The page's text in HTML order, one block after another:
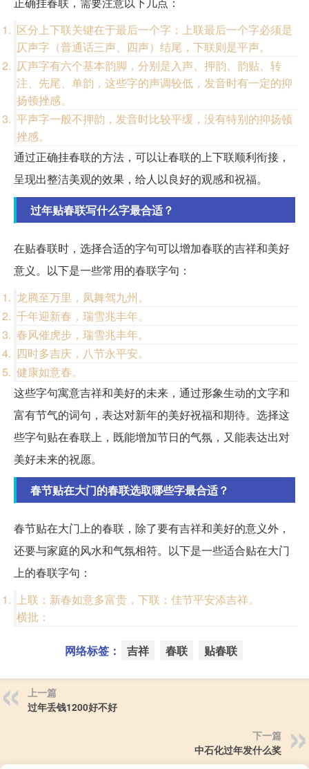
区分上下联关键在于最后一个字：上联最后一个字必须是
仄声字（普通话三声、四声）结尾，下联则是平声。
仄声字有六个基本韵脚，分别是入声、押韵、韵贴、转
注、先尾、单韵，这些字的声调较低，发音时有一定的抑
扬顿挫感。
平声字一般不押韵，发音时比较平缓，没有特别的抑扬顿
挫感。
通过正确挂春联的方法，可以让春联的上下联顺利衔接，
呈现出整洁美观的效果，给人以良好的观感和祝福。
过年贴春联写什么字最合适？
在贴春联时，选择合适的字句可以增加春联的吉祥和美好
意义。以下是一些常用的春联字句：
龙腾至万里，凤舞驾九州。
千年迎新春，瑞雪兆丰年。
春风催虎步，瑞雪兆丰年。
四时多吉庆，八节永平安。
健康如意春。
这些字句寓意吉祥和美好的未来，通过形象生动的文字和
富有节气的词句，表达对新年的美好祝福和期待。选择这
些字句贴在春联上，既能增加节日的气氛，又能表达出对
美好未来的祝愿。
春节贴在大门的春联选取哪些字最合适？
春节贴在大门上的春联，除了要有吉祥和美好的意义外，
还要与家庭的风水和气氛相符。以下是一些适合贴在大门
上的春联字句：
上联：新春如意多富贵，下联：佳节平安添吉祥。
横批：
网络标签： 吉祥 春联 贴春联
上一篇
过年丢钱1200好不好
下一篇
中石化过年发什么奖